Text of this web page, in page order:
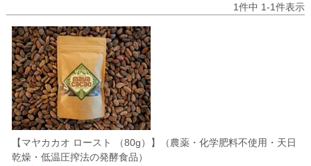
1件中 1-1件表示
【マヤカカオ ロースト （80g）】（農薬・化学肥料不使用・天日
乾燥・低温圧搾法の発酵食品）